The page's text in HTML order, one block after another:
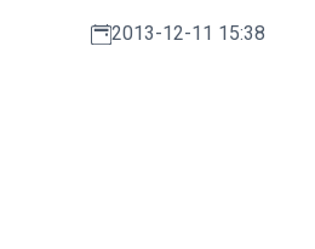
2013-12-11 15:38